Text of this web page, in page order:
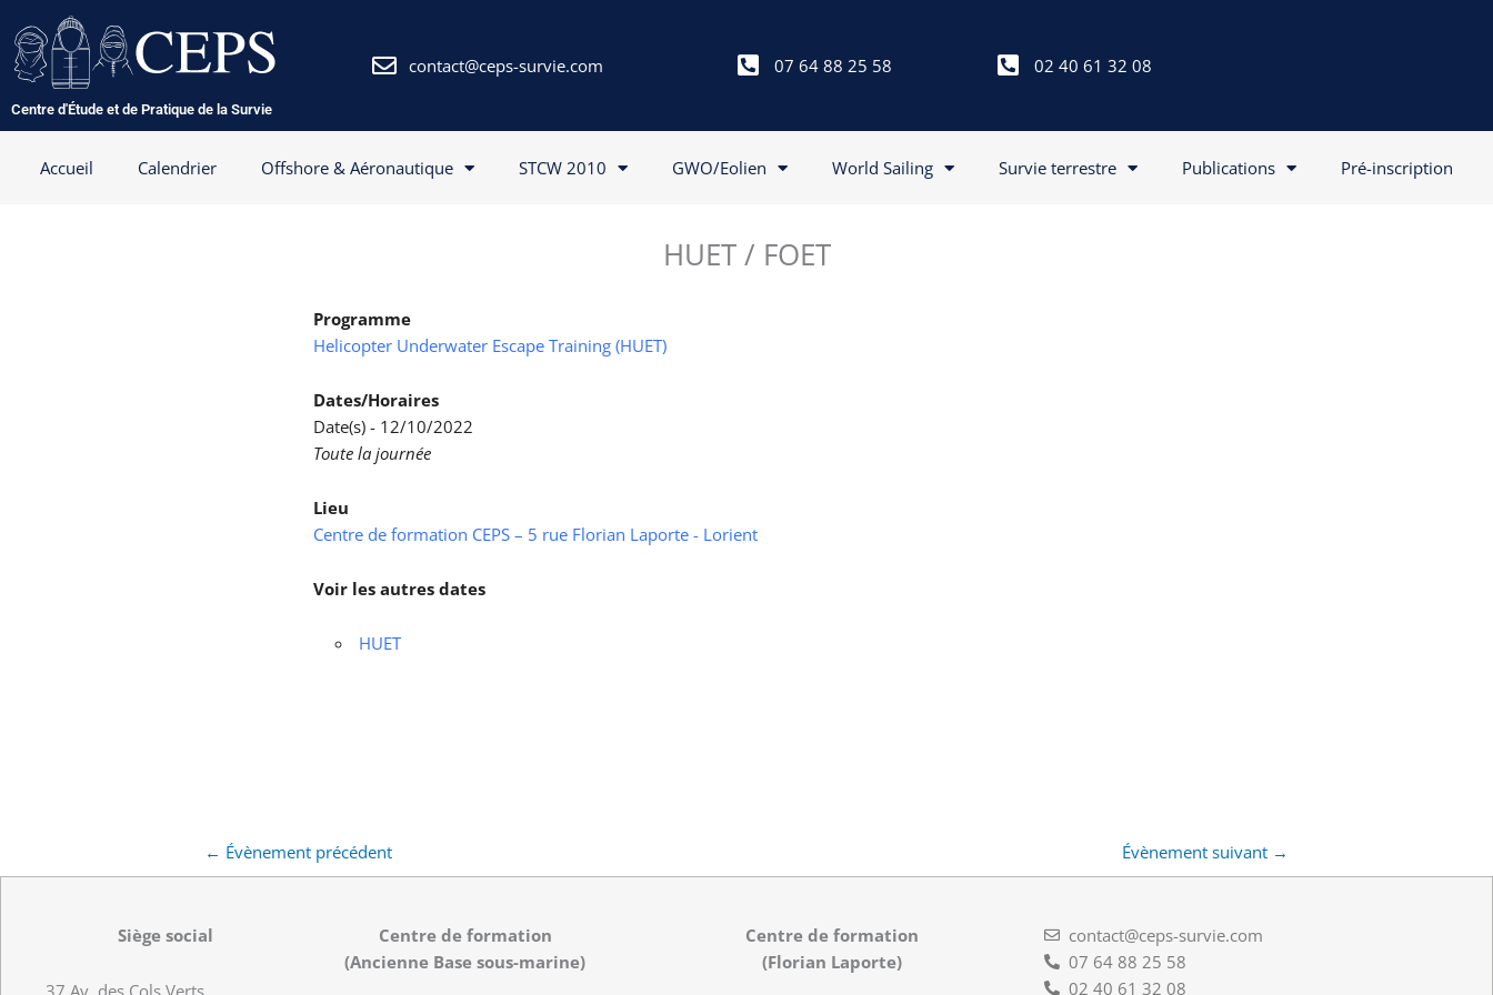
au
contenu
Centre d'Étude et de Pratique de la Survie
contact@ceps-survie.com 07 64 88 25 58 02 40 61 32 08
Accueil Calendrier Offshore & Aéronautique STCW 2010 GWO/Eolien World Sailing Survie terrestre Publications Pré-inscription
HUET / FOET
Programme
Helicopter Underwater Escape Training (HUET)
Dates/Horaires
Date(s) - 12/10/2022
Toute la journée
Lieu
Centre de formation CEPS – 5 rue Florian Laporte - Lorient
Voir les autres dates
HUET
← Évènement précédent Évènement suivant →
Siège social
Centre de formation
(Ancienne Base sous-marine)
Centre de formation
(Florian Laporte)
contact@ceps-survie.com
07 64 88 25 58
02 40 61 32 08